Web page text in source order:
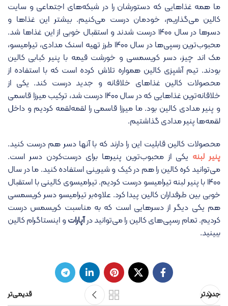
ما همه غذاهایی که دستورشان را در شبکه‌های اجتماعی و سایت
کالین می‌گذاریم، خودمان درست می‌کنیم. بیشتر این غذاها و
دسرها در سال ۱۴۰۰ درست شدند و استقبال خوبی از این غذاها شد.
محبوب‌ترین رسپی‌ها در سال ۱۴۰۰ طرز تهیه اسنک مدادی، تیرامیسو،
مک اند چیز، دسر کریسمسی و خورشت قیمه با پنیر کبابی کالین
بودند. تیم آشپزی کالین همواره تلاش کرده است که با استفاده از
محصولات کالین غذاهای خلاقانه و جدید درست کند. یکی از
خلاقانه‌ترین غذاهایی که در سال ۱۴۰۰ درست شد، ترکیب میرزا قاسمی
و پنیر مدادی کالین بود. ما میرزا قاسمی را لقمه‌لقمه کردیم و داخل
لقمه‌ها پنیر مدادی گذاشتیم.
محصولات کالین قابلیت این را دارند که با آنها دسر هم درست کنید.
پنیر لبنه یکی از محبوب‌ترین پنیرها برای درست‌کردن دسر است.
می‌توانید کره کالین را هم در کیک و شیرینی استفاده کنید. ما در سال
۱۴۰۰ با پنیر لبنه تیرامیسو درست کردیم. تیرامیسوی کالینی با استقبال
خوبی بین طرفداران کالین پیدا کرد. علاوه‌بر تیرامیسو دسر کریسمسی
هم یکی دیگر از دسرهایی است که به مناسبت کریسمس درست
کردیم. تمام رسپی‌های کالین را می‌توانید درآپاراتو اینستاگرام کالین
ببینید.
جدیدتر قدیمی‌تر